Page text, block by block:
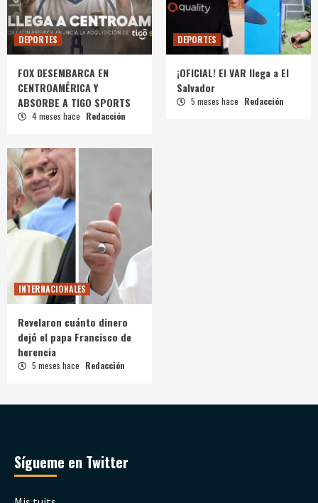
DEPORTES
FOX DESEMBARCA EN
CENTROAMÉRICA Y
ABSORBE A TIGO SPORTS
4 meses hace Redacción
DEPORTES
¡OFICIAL! El VAR llega a El
Salvador
5 meses hace Redacción
INTERNACIONALES
Revelaron cuánto dinero
dejó el papa Francisco de
herencia
5 meses hace Redacción
Sígueme en Twitter